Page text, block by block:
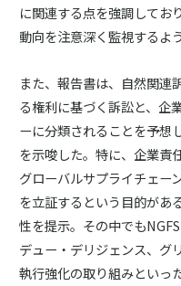
に関連する点を強調してお
動向を注意深く監視するよ
また、報告書は、自然関連
る権利に基づく訴訟と、企
ーに分類されることを予想
を示唆した。特に、企業責
グローバルサプライチェー
を立証するという目的があ
性を提示。その中でも
デュー・デリジェンス、グ
執行強化の取り組みといっ